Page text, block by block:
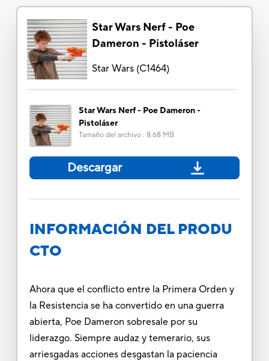
Star Wars Nerf - Poe
Dameron - Pistoláser
Star Wars(C1464)
Star Wars Nerf - Poe Dameron -
Pistoláser
Tamaño del archivo: 8.68 MB
Descargar
INFORMACIÓN DEL PRODU
CTO
Ahora que el conflicto entre la Primera Orden y
la Resistencia se ha convertido en una guerra
abierta, Poe Dameron sobresale por su
liderazgo. Siempre audaz y temerario, sus
arriesgadas acciones desgastan la paciencia